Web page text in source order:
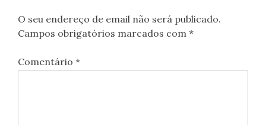
O seu endereço de email não será publicado.
Campos obrigatórios marcados com *
Comentário *